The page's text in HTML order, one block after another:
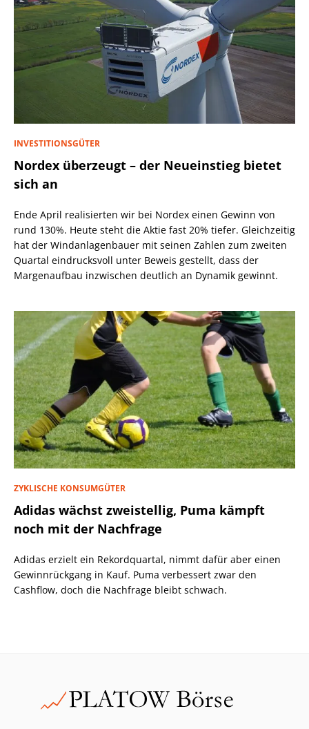
INVESTITIONSGÜTER
Nordex überzeugt – der Neueinstieg bietet
sich an
Ende April realisierten wir bei Nordex einen Gewinn von
rund 130%. Heute steht die Aktie fast 20% tiefer. Gleichzeitig
hat der Windanlagenbauer mit seinen Zahlen zum zweiten
Quartal eindrucksvoll unter Beweis gestellt, dass der
Margenaufbau inzwischen deutlich an Dynamik gewinnt.
ZYKLISCHE KONSUMGÜTER
Adidas wächst zweistellig, Puma kämpft
noch mit der Nachfrage
Adidas erzielt ein Rekordquartal, nimmt dafür aber einen
Gewinnrückgang in Kauf. Puma verbessert zwar den
Cashflow, doch die Nachfrage bleibt schwach.